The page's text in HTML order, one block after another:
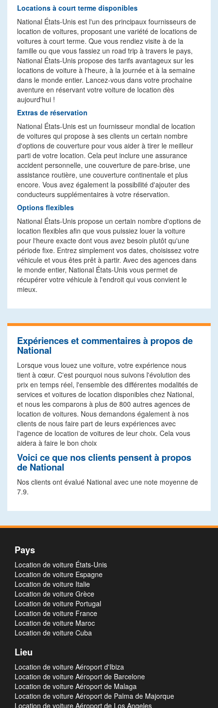
Locations à court terme disponibles
National États-Unis est l'un des principaux fournisseurs de
location de voitures, proposant une variété de locations de
voitures à court terme. Que vous rendiez visite à de la
famille ou que vous fassiez un road trip à travers le pays,
National États-Unis propose des tarifs avantageux sur les
locations de voiture à l'heure, à la journée et à la semaine
dans le monde entier. Lancez-vous dans votre prochaine
aventure en réservant votre voiture de location dès
aujourd'hui !
Extras de réservation
National États-Unis est un fournisseur mondial de location
de voitures qui propose à ses clients un certain nombre
d'options de couverture pour vous aider à tirer le meilleur
parti de votre location. Cela peut inclure une assurance
accident personnelle, une couverture de pare-brise, une
assistance routière, une couverture continentale et plus
encore. Vous avez également la possibilité d'ajouter des
conducteurs supplémentaires à votre réservation.
Options flexibles
National États-Unis propose un certain nombre d'options de
location flexibles afin que vous puissiez louer la voiture
pour l'heure exacte dont vous avez besoin plutôt qu'une
période fixe. Entrez simplement vos dates, choisissez votre
véhicule et vous êtes prêt à partir. Avec des agences dans
le monde entier, National États-Unis vous permet de
récupérer votre véhicule à l'endroit qui vous convient le
mieux.
Expériences et commentaires à propos de
National
Lorsque vous louez une voiture, votre expérience nous
tient à cœur. C'est pourquoi nous suivons l'évolution des
prix en temps réel, l'ensemble des différentes modalités de
services et voitures de location disponibles chez National,
et nous les comparons à plus de 800 autres agences de
location de voitures. Nous demandons également à nos
clients de nous faire part de leurs expériences avec
l'agence de location de voitures de leur choix. Cela vous
aidera à faire le bon choix
Voici ce que nos clients pensent à propos
de National
Nos clients ont évalué National avec une note moyenne de
7.9.
Pays
Location de voiture États-Unis
Location de voiture Espagne
Location de voiture Italie
Location de voiture Grèce
Location de voiture Portugal
Location de voiture France
Location de voiture Maroc
Location de voiture Cuba
Lieu
Location de voiture Aéroport d'Ibiza
Location de voiture Aéroport de Barcelone
Location de voiture Aéroport de Malaga
Location de voiture Aéroport de Palma de Majorque
Location de voiture Aéroport de Los Angeles